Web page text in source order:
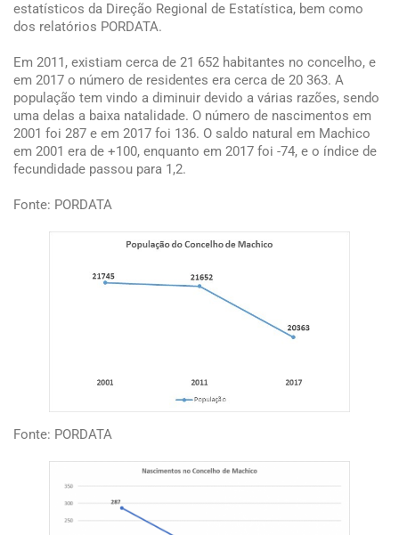
estatísticos da Direção Regional de Estatística, bem como
dos relatórios PORDATA.
Em 2011, existiam cerca de 21 652 habitantes no concelho, e
em 2017 o número de residentes era cerca de 20 363. A
população tem vindo a diminuir devido a várias razões, sendo
uma delas a baixa natalidade. O número de nascimentos em
2001 foi 287 e em 2017 foi 136. O saldo natural em Machico
em 2001 era de +100, enquanto em 2017 foi -74, e o índice de
fecundidade passou para 1,2.
Fonte: PORDATA
Fonte: PORDATA